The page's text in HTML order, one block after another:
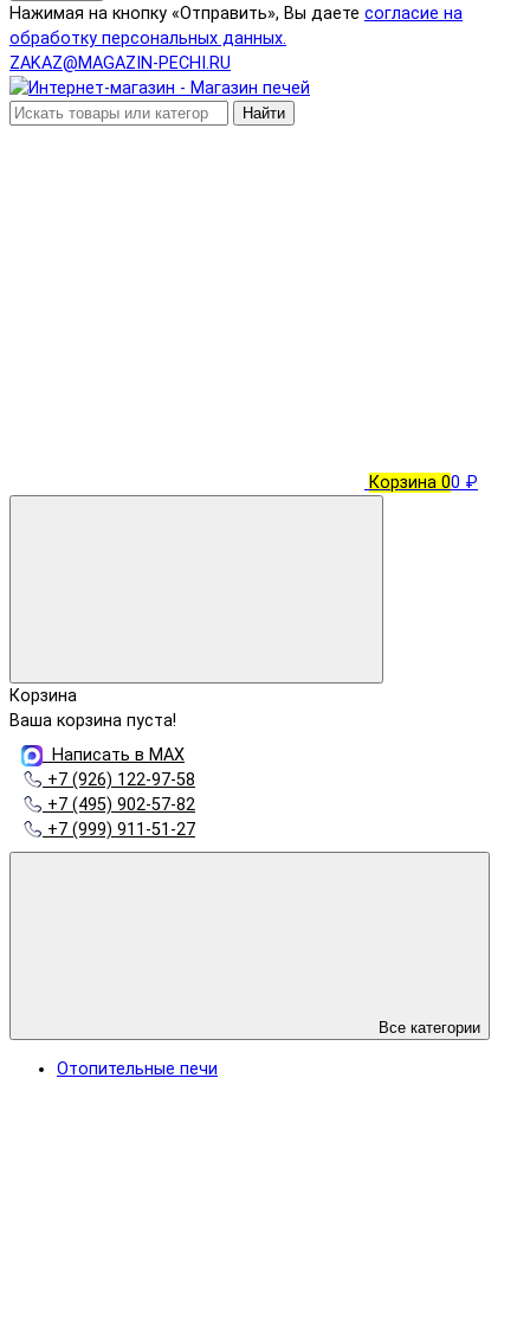
Нажимая на кнопку «Отправить», Вы даете согласие на
обработку персональных данных.
ZAKAZ@MAGAZIN-PECHI.RU
Найти
Корзина 00 ₽
Корзина
Ваша корзина пуста!
Написать в MAX
+7 (926) 122-97-58
+7 (495) 902-57-82
+7 (999) 911-51-27
Все категории
Отопительные печи